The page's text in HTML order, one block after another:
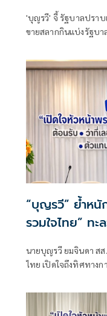
'บุญรวี' จี้ รัฐบาลปราบ
ขายสลากกินแบ่งรัฐบ
ขาว
“บุญรวี” ย้ำหนั
รวมใจไทย” ท
นายบุญรวี ยมจินดา ส
ไทย เปิดใจถึงทิศทาง
เมื่อวันที่ 8 กุมภาพันธ์
วางใจจากพี่น้องประ